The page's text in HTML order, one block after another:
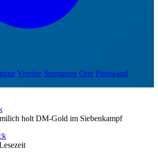
Vereine Sportarten Orte Pinnwand
holt DM-Gold im Siebenkampf